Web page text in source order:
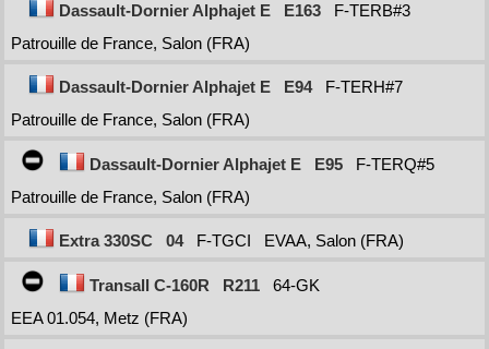
Dassault-Dornier Alphajet E E163
F-TERB#3
Patrouille de France, Salon (FRA)
Dassault-Dornier Alphajet E E94
F-TERH#7
Patrouille de France, Salon (FRA)
Dassault-Dornier Alphajet E E95
F-TERQ#5
Patrouille de France, Salon (FRA)
Extra 330SC 04 F-TGCI EVAA, Salon (FRA)
Transall C-160R R211
64-GK
EEA 01.054, Metz (FRA)